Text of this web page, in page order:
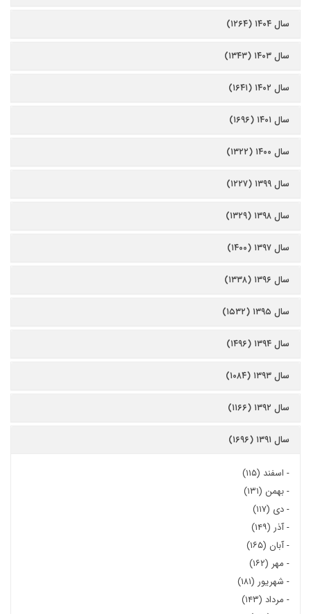
سال ۱۴۰۴ (۱۲۶۴)
سال ۱۴۰۳ (۱۳۴۳)
سال ۱۴۰۲ (۱۶۴۱)
سال ۱۴۰۱ (۱۶۹۶)
سال ۱۴۰۰ (۱۳۲۲)
سال ۱۳۹۹ (۱۲۲۷)
سال ۱۳۹۸ (۱۳۲۹)
سال ۱۳۹۷ (۱۴۰۰)
سال ۱۳۹۶ (۱۳۳۸)
سال ۱۳۹۵ (۱۵۳۲)
سال ۱۳۹۴ (۱۴۹۶)
سال ۱۳۹۳ (۱۰۸۴)
سال ۱۳۹۲ (۱۱۶۶)
سال ۱۳۹۱ (۱۶۹۶)
- اسفند (۱۱۵)
-بهمن (۱۳۱)
-دی (۱۱۷)
-آذر (۱۴۹)
-آبان (۱۶۵)
- مهر (۱۶۲)
- شهریور (۱۸۱)
- مرداد (۱۴۳)